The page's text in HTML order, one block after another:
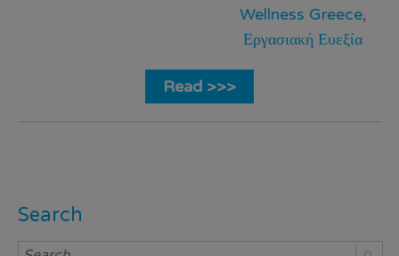
Wellness Greece,
Εργασιακή Ευεξία
Read >>>
Search